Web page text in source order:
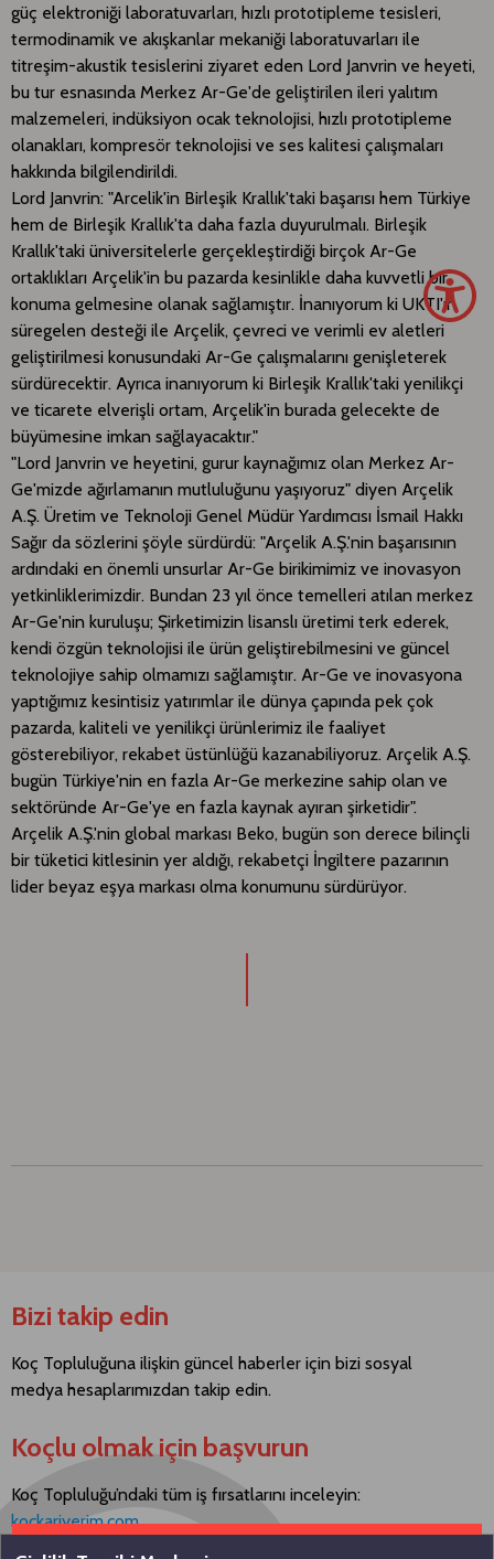
güç elektroniği laboratuvarları, hızlı prototipleme tesisleri,
termodinamik ve akışkanlar mekaniği laboratuvarları ile
titreşim-akustik tesislerini ziyaret eden Lord Janvrin ve heyeti,
bu tur esnasında Merkez Ar-Ge'de geliştirilen ileri yalıtım
malzemeleri, indüksiyon ocak teknolojisi, hızlı prototipleme
olanakları, kompresör teknolojisi ve ses kalitesi çalışmaları
hakkında bilgilendirildi.
Lord Janvrin: "Arcelik'in Birleşik Krallık'taki başarısı hem Türkiye
hem de Birleşik Krallık'ta daha fazla duyurulmalı. Birleşik
Krallık'taki üniversitelerle gerçekleştirdiği birçok Ar-Ge
ortaklıkları Arçelik'in bu pazarda kesinlikle daha kuvvetli bir
konuma gelmesine olanak sağlamıştır. İnanıyorum ki UKTI'ın
süregelen desteği ile Arçelik, çevreci ve verimli ev aletleri
geliştirilmesi konusundaki Ar-Ge çalışmalarını genişleterek
sürdürecektir. Ayrıca inanıyorum ki Birleşik Krallık'taki yenilikçi
ve ticarete elverişli ortam, Arçelik'in burada gelecekte de
büyümesine imkan sağlayacaktır."
"Lord Janvrin ve heyetini, gurur kaynağımız olan Merkez Ar-
Ge'mizde ağırlamanın mutluluğunu yaşıyoruz" diyen Arçelik
A.Ş. Üretim ve Teknoloji Genel Müdür Yardımcısı İsmail Hakkı
Sağır da sözlerini şöyle sürdürdü: "Arçelik A.Ş.'nin başarısının
ardındaki en önemli unsurlar Ar-Ge birikimimiz ve inovasyon
yetkinliklerimizdir. Bundan 23 yıl önce temelleri atılan merkez
Ar-Ge'nin kuruluşu; Şirketimizin lisanslı üretimi terk ederek,
kendi özgün teknolojisi ile ürün geliştirebilmesini ve güncel
teknolojiye sahip olmamızı sağlamıştır. Ar-Ge ve inovasyona
yaptığımız kesintisiz yatırımlar ile dünya çapında pek çok
pazarda, kaliteli ve yenilikçi ürünlerimiz ile faaliyet
gösterebiliyor, rekabet üstünlüğü kazanabiliyoruz. Arçelik A.Ş.
bugün Türkiye'nin en fazla Ar-Ge merkezine sahip olan ve
sektöründe Ar-Ge'ye en fazla kaynak ayıran şirketidir".
Arçelik A.Ş.'nin global markası Beko, bugün son derece bilinçli
bir tüketici kitlesinin yer aldığı, rekabetçi İngiltere pazarının
lider beyaz eşya markası olma konumunu sürdürüyor.
Bizi takip edin
Koç Topluluğuna ilişkin güncel haberler için bizi sosyal
medya hesaplarımızdan takip edin.
Koçlu olmak için başvurun
Koç Topluluğu’ndaki tüm iş fırsatlarını inceleyin:
kockariyerim.com